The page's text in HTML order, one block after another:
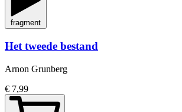
fragment
Het tweede bestand
Arnon Grunberg
€ 7,99